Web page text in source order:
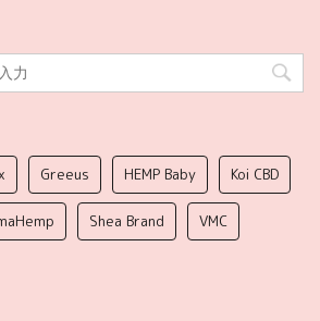
Greeus HEMP Baby Koi CBD
Shea Brand VMC